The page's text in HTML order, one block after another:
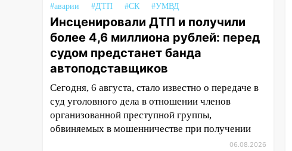
11:20
Ульяновская
шахматистка Валерия
Клейменова выиграла два
золота в составе сборной мира
11:16 В Ульяновске открыли
памятную доску декабристу
Кондратию Рылееву
10:40 В Ульяновске спасатели
ночью нашли потерявшегося в
заброшенных садах 79-летнего
#аварии
#ДТП #СК #УМВД
Инсценировали ДТП и получили
более 4,6 миллиона рублей: перед
судом предстанет банда
автоподставщиков
Сегодня, 6 августа, стало известно о передаче в
суд уголовного дела в отношении членов
организованной преступной группы,
обвиняемых в мошенничестве при получении
06.08.2026